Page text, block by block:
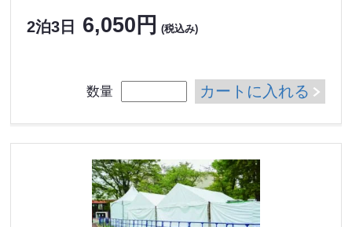
2泊3日 6,050円 (税込み)
数量 カートに入れる